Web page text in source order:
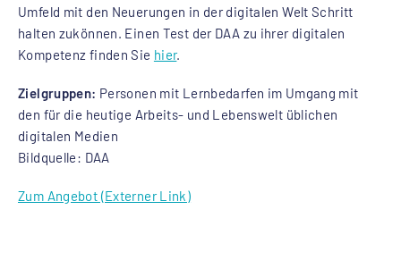
Umfeld mit den Neuerungen in der digitalen Welt Schritt
halten zukönnen. Einen Test der DAA zu ihrer digitalen
Kompetenz finden Sie hier.
Zielgruppen: Personen mit Lernbedarfen im Umgang mit
den für die heutige Arbeits- und Lebenswelt üblichen
digitalen Medien
Bildquelle: DAA
Zum Angebot (Externer Link)